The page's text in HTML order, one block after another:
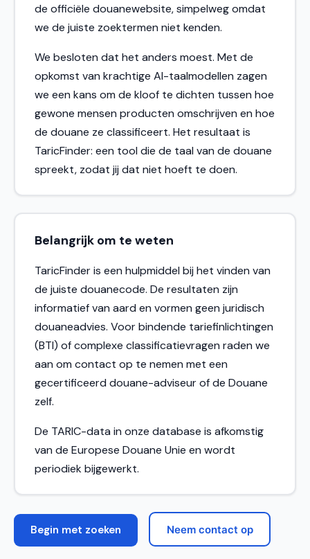
de officiële douanewebsite, simpelweg omdat
we de juiste zoektermen niet kenden.
We besloten dat het anders moest. Met de
opkomst van krachtige AI-taalmodellen zagen
we een kans om de kloof te dichten tussen hoe
gewone mensen producten omschrijven en hoe
de douane ze classificeert. Het resultaat is
TaricFinder: een tool die de taal van de douane
spreekt, zodat jij dat niet hoeft te doen.
Belangrijk om te weten
TaricFinder is een hulpmiddel bij het vinden van
de juiste douanecode. De resultaten zijn
informatief van aard en vormen geen juridisch
douaneadvies. Voor bindende tariefinlichtingen
(BTI) of complexe classificatievragen raden we
aan om contact op te nemen met een
gecertificeerd douane-adviseur of de Douane
zelf.
De TARIC-data in onze database is afkomstig
van de Europese Douane Unie en wordt
periodiek bijgewerkt.
Begin met zoeken Neem contact op